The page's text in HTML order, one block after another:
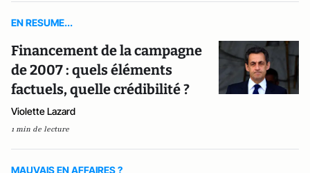
EN RESUME...
Financement de la campagne
de 2007 : quels éléments
factuels, quelle crédibilité ?
Violette Lazard
1 min de lecture
MAUVAIS EN AFFAIRES ?